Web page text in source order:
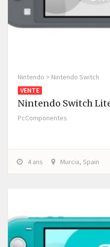
Nintendo > Nintendo Switch
VENTE
Nintendo Switch
PcComponentes
4 ans Murcia, Spain